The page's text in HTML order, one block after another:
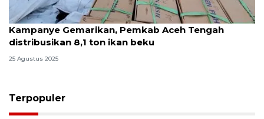
Kampanye Gemarikan, Pemkab Aceh Tengah
distribusikan 8,1 ton ikan beku
25 Agustus 2025
Terpopuler